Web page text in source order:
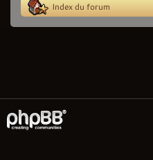
Index du forum